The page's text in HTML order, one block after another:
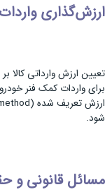
ارزش‌گذاری واردات
تعیین ارزش وارداتی کالا
برای واردات کمک فنر
شود.
مسائل قانونی و